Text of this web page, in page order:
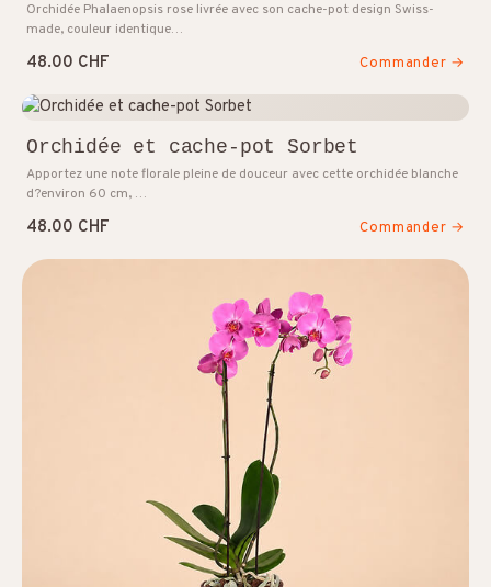
Orchidée Phalaenopsis rose livrée avec son cache-pot design Swiss-
made, couleur identique…
48.00 CHF Commander →
Orchidée et cache-pot Sorbet
Apportez une note florale pleine de douceur avec cette orchidée blanche
d?environ 60 cm, …
48.00 CHF Commander →